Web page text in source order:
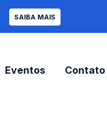
SAIBA MAIS
Eventos Contato